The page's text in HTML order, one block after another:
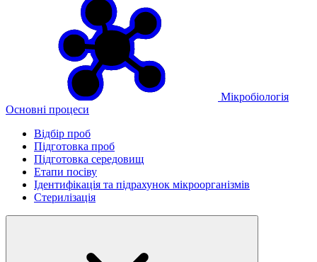
Мікробіологія
Основні процеси
Відбір проб
Підготовка проб
Підготовка середовищ
Етапи посіву
Ідентифікація та підрахунок мікроорганізмів
Стерилізація